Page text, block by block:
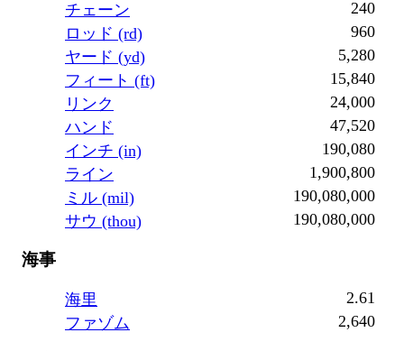
チェーン
240
ロッド (rd)
960
ヤード (yd)
5,280
フィート (ft)
15,840
リンク
24,000
ハンド
47,520
インチ (in)
190,080
ライン
1,900,800
ミル (mil)
190,080,000
サウ (thou)
190,080,000
海事
海里
2.61
ファゾム
2,640